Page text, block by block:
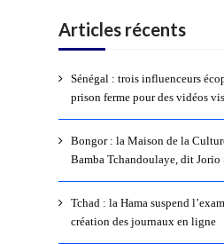
Articles récents
Sénégal : trois influenceurs
prison ferme pour des vidéos
Bongor : la Maison de la
Bamba Tchandoulaye, dit Jorio
Tchad : la Hama suspend
création des journaux en ligne